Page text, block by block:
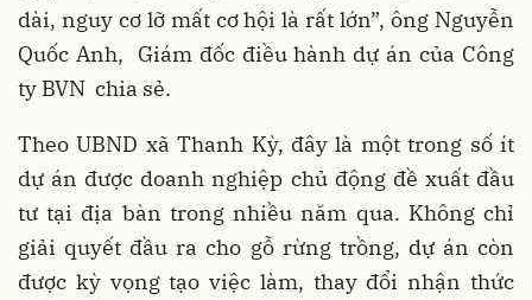
dài, nguy cơ lỡ mất cơ hội là rất lớn”, ông Nguyễn
Quốc Anh, Giám đốc điều hành dự án của Công
ty BVN chia sẻ.
Theo UBND xã Thanh Kỳ, đây là một trong số ít
dự án được doanh nghiệp chủ động đề xuất đầu
tư tại địa bàn trong nhiều năm qua. Không chỉ
giải quyết đầu ra cho gỗ rừng trồng, dự án còn
được kỳ vọng tạo việc làm, thay đổi nhận thức